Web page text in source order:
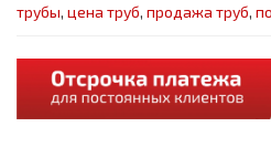
трубы, цена труб, продажа труб,